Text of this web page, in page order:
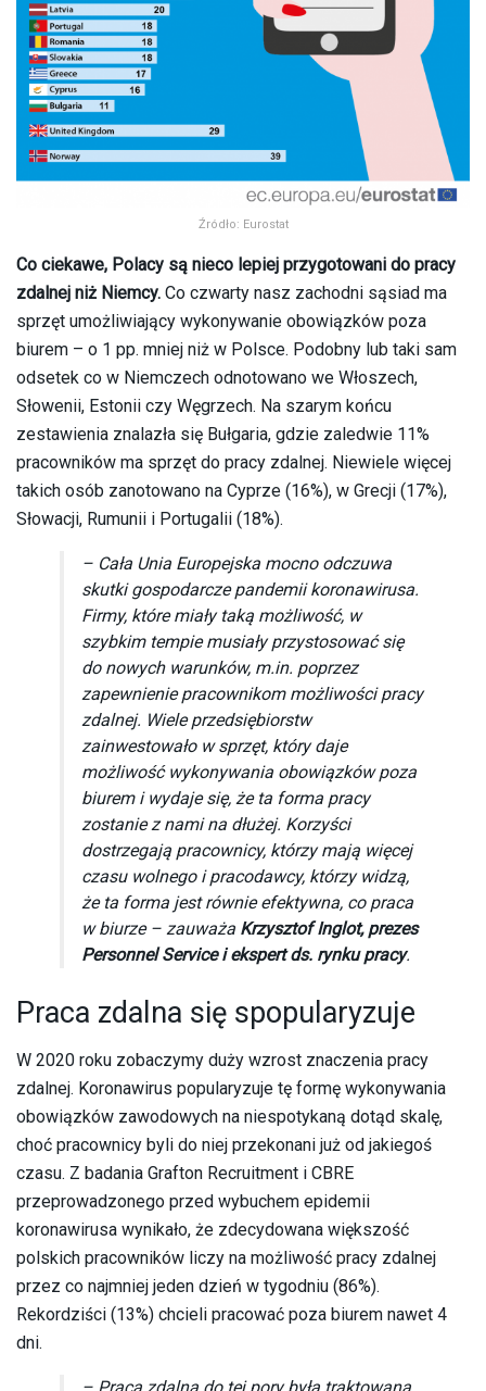
Źródło: Eurostat
Co ciekawe, Polacy są nieco lepiej przygotowani do pracy
zdalnej niż Niemcy. Co czwarty nasz zachodni sąsiad ma
sprzęt umożliwiający wykonywanie obowiązków poza
biurem – o 1 pp. mniej niż w Polsce. Podobny lub taki sam
odsetek co w Niemczech odnotowano we Włoszech,
Słowenii, Estonii czy Węgrzech. Na szarym końcu
zestawienia znalazła się Bułgaria, gdzie zaledwie 11%
pracowników ma sprzęt do pracy zdalnej. Niewiele więcej
takich osób zanotowano na Cyprze (16%), w Grecji (17%),
Słowacji, Rumunii i Portugalii (18%).
– Cała Unia Europejska mocno odczuwa
skutki gospodarcze pandemii koronawirusa.
Firmy, które miały taką możliwość, w
szybkim tempie musiały przystosować się
do nowych warunków, m.in. poprzez
zapewnienie pracownikom możliwości pracy
zdalnej. Wiele przedsiębiorstw
zainwestowało w sprzęt, który daje
możliwość wykonywania obowiązków poza
biurem i wydaje się, że ta forma pracy
zostanie z nami na dłużej. Korzyści
dostrzegają pracownicy, którzy mają więcej
czasu wolnego i pracodawcy, którzy widzą,
że ta forma jest równie efektywna, co praca
w biurze – zauważa Krzysztof Inglot, prezes
Personnel Service i ekspert ds. rynku pracy.
Praca zdalna się spopularyzuje
W 2020 roku zobaczymy duży wzrost znaczenia pracy
zdalnej. Koronawirus popularyzuje tę formę wykonywania
obowiązków zawodowych na niespotykaną dotąd skalę,
choć pracownicy byli do niej przekonani już od jakiegoś
czasu. Z badania Grafton Recruitment i CBRE
przeprowadzonego przed wybuchem epidemii
koronawirusa wynikało, że zdecydowana większość
polskich pracowników liczy na możliwość pracy zdalnej
przez co najmniej jeden dzień w tygodniu (86%).
Rekordziści (13%) chcieli pracować poza biurem nawet 4
dni.